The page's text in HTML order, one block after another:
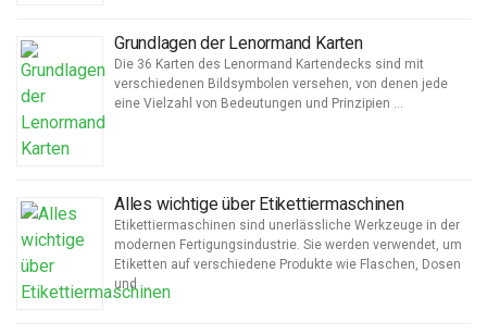
Grundlagen der Lenormand Karten
Die 36 Karten des Lenormand Kartendecks sind mit
verschiedenen Bildsymbolen versehen, von denen jede
eine Vielzahl von Bedeutungen und Prinzipien …
Alles wichtige über Etikettiermaschinen
Etikettiermaschinen sind unerlässliche Werkzeuge in der
modernen Fertigungsindustrie. Sie werden verwendet, um
Etiketten auf verschiedene Produkte wie Flaschen, Dosen
und …